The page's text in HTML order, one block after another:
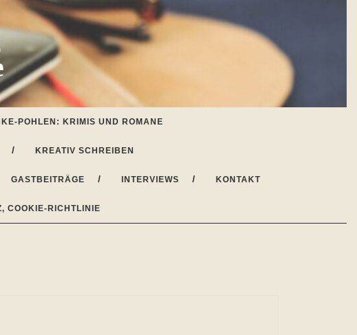
POHLEN: KRIMIS UND ROMANE
KREATIV SCHREIBEN
GASTBEITRÄGE INTERVIEWS KONTAKT
COOKIE-RICHTLINIE